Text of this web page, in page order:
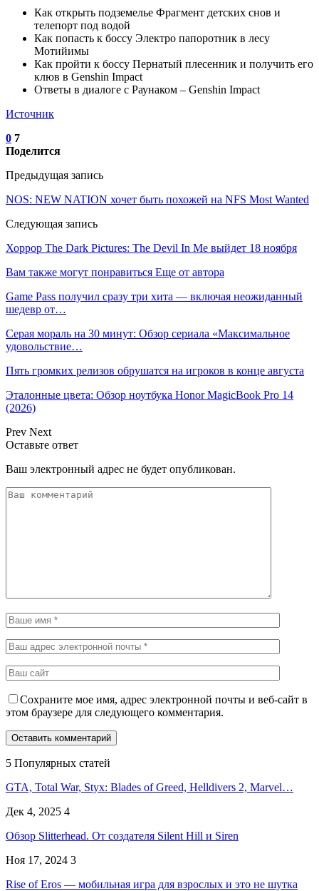
Как открыть подземелье Фрагмент детских снов и
телепорт под водой
Как попасть к боссу Электро папоротник в лесу
Мотийимы
Как пройти к боссу Пернатый плесенник и получить его
клюв в Genshin Impact
Ответы в диалоге с Раунаком – Genshin Impact
Источник
0 7
Поделится
Предыдущая запись
NOS: NEW NATION хочет быть похожей на NFS Most Wanted
Следующая запись
Хоррор The Dark Pictures: The Devil In Me выйдет 18 ноября
Вам также могут понравиться Еще от автора
Game Pass получил сразу три хита — включая неожиданный
шедевр от…
Серая мораль на 30 минут: Обзор сериала «Максимальное
удовольствие…
Пять громких релизов обрушатся на игроков в конце августа
Эталонные цвета: Обзор ноутбука Honor MagicBook Pro 14
(2026)
Prev Next
Оставьте ответ
Ваш электронный адрес не будет опубликован.
Сохраните мое имя, адрес электронной почты и веб-сайт в
этом браузере для следующего комментария.
5 Популярных статей
GTA, Total War, Styx: Blades of Greed, Helldivers 2, Marvel…
Дек 4, 2025 4
Обзор Slitterhead. От создателя Silent Hill и Siren
Ноя 17, 2024 3
Rise of Eros — мобильная игра для взрослых и это не шутка